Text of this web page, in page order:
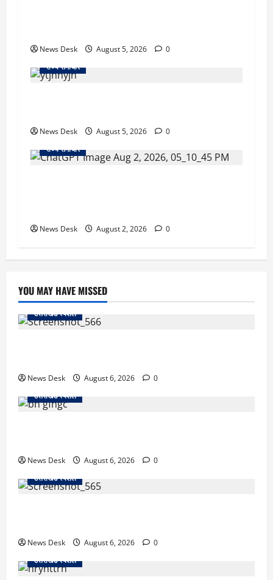
News Desk August 5, 2026
0
राज्य समाचार
News Desk August 5, 2026
0
राज्य समाचार
News Desk August 2, 2026 0
YOU MAY HAVE MISSED
उत्तराखंड स्पेशल
News Desk August 6, 2026
0
उत्तराखंड स्पेशल
News Desk August 6, 2026
0
उत्तराखंड स्पेशल
News Desk August 6, 2026
0
उत्तराखंड स्पेशल